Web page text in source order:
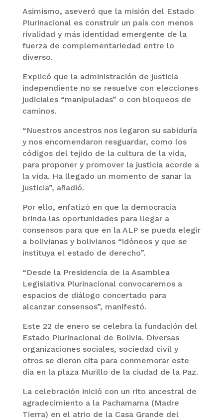
Asimismo, aseveró que la misión del Estado
Plurinacional es construir un país con menos
rivalidad y más identidad emergente de la
fuerza de complementariedad entre lo
diverso.
Explicó que la administración de justicia
independiente no se resuelve con elecciones
judiciales “manipuladas” o con bloqueos de
caminos.
“Nuestros ancestros nos legaron su sabiduría
y nos encomendaron resguardar, como los
códigos del tejido de la cultura de la vida,
para proponer y promover la justicia acorde a
la vida. Ha llegado un momento de sanar la
justicia”, añadió.
Por ello, enfatizó en que la democracia
brinda las oportunidades para llegar a
consensos para que en la ALP se pueda elegir
a bolivianas y bolivianos “idóneos y que se
instituya el estado de derecho”.
“Desde la Presidencia de la Asamblea
Legislativa Plurinacional convocaremos a
espacios de diálogo concertado para
alcanzar consensos”, manifestó.
Este 22 de enero se celebra la fundación del
Estado Plurinacional de Bolivia. Diversas
organizaciones sociales, sociedad civil y
otros se dieron cita para conmemorar este
día en la plaza Murillo de la ciudad de la Paz.
La celebración inició con un rito ancestral de
agradecimiento a la Pachamama (Madre
Tierra) en el atrio de la Casa Grande del